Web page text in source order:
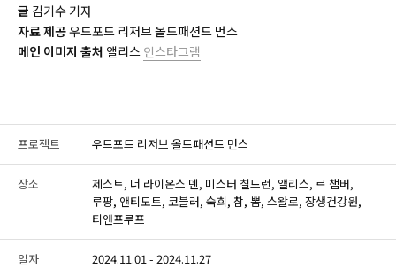
글 김기수 기자
자료 제공우드포드 리저브 올드패션드 먼스
메인 이미지 출처 앨리스 인스타그램
프로젝트 우드포드 리저브 올드패션드 먼스
장소
제스트, 더 라이온스 덴, 미스터 칠드런, 앨리스, 르 챔버,
루팡, 앤티도트, 코블러, 숙희, 참, 뽐, 스왈로, 장생건강원,
티앤프루프
일자 2024.11.01 - 2024.11.27